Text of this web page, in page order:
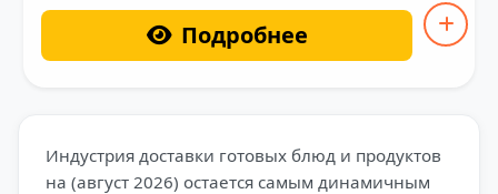
Подробнее
Индустрия доставки готовых блюд и продуктов
на (август 2026) остается самым динамичным